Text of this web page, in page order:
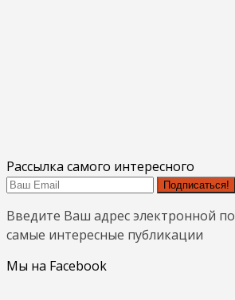
Рассылка самого интересного
Подписаться!
Введите Ваш адрес электронной
самые интересные публикации
Мы на Facebook